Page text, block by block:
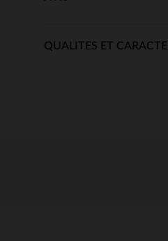
QUALITES ET